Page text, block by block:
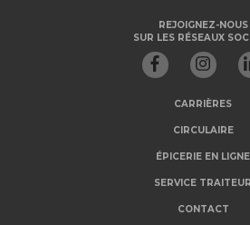
REJOIGNEZ-NOUS
SUR LES RÉSEAUX
CARRIÈRES
CIRCULAIRE
ÉPICERIE EN LIGNE
SERVICE TRAITEUR
CONTACT